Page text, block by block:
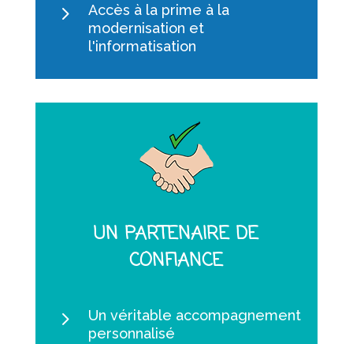
5
Accès à la prime à la
modernisation et
l'informatisation
UN PARTENAIRE DE
CONFIANCE
5
Un véritable accompagnement
personnalisé